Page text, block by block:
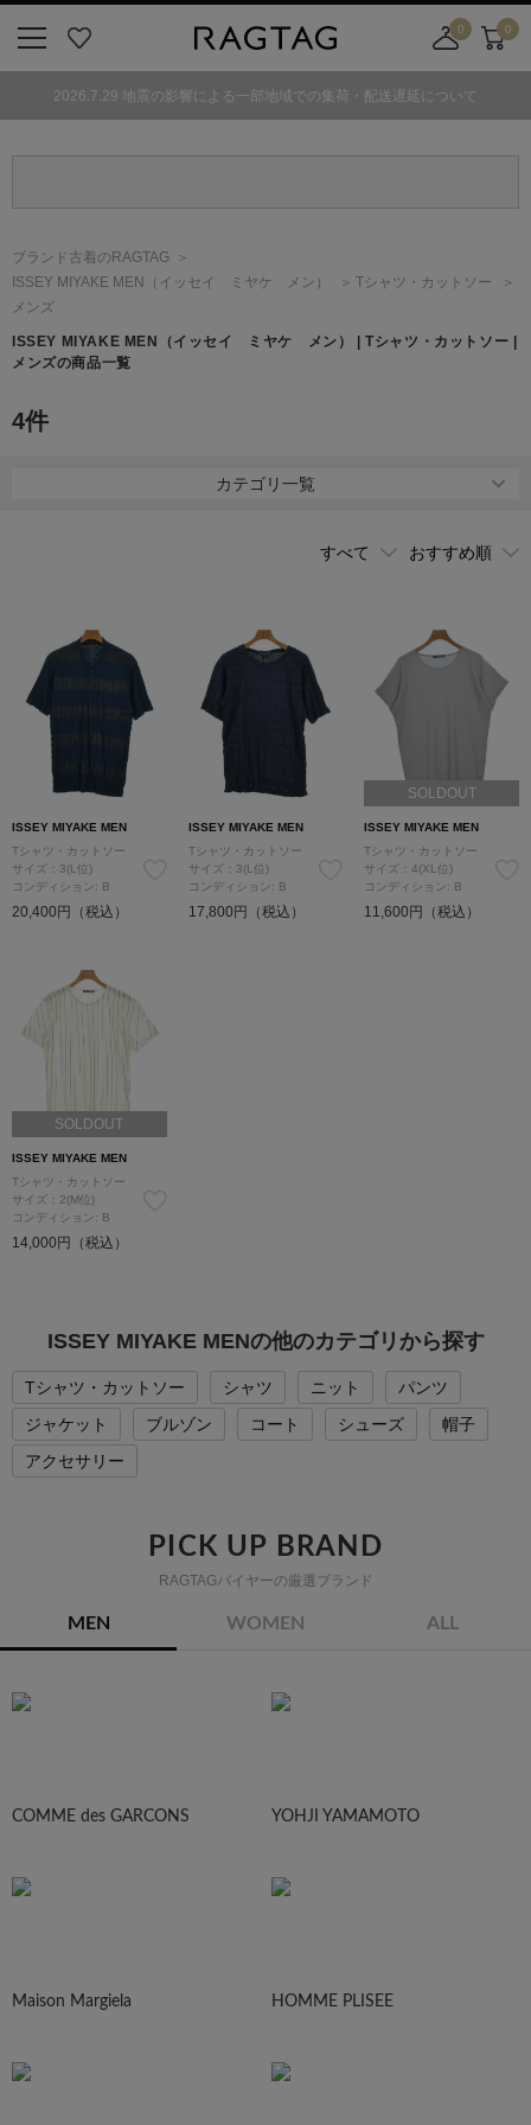
気
0
舗
カ
0
2026.7.29 地震の影響による一部地域での集荷・配送遅延について
ブランド古着のRAGTAG
ISSEY MIYAKE MEN
（イッセイ ミヤケ メン）
Tシャツ・カットソー
メンズ
ISSEY MIYAKE MEN （イッセイ ミヤケ メン）
| Tシャツ・カットソー |
メンズの商品一覧
4件
カテゴリ一覧
ISSEY MIYAKE MEN
Tシャツ・カットソー
サイズ：3(L位)
コンディション: B
20,400円（税込）
ISSEY MIYAKE MEN
Tシャツ・カットソー
サイズ：3(L位)
コンディション: B
17,800円（税込）
SOLDOUT
ISSEY MIYAKE MEN
Tシャツ・カットソー
サイズ：4(XL位)
コンディション: B
11,600円（税込）
SOLDOUT
ISSEY MIYAKE MEN
Tシャツ・カットソー
サイズ：2(M位)
コンディション: B
14,000円（税込）
ISSEY MIYAKE MENの他のカテゴリから探す
Tシャツ・カットソー シャツ ニット
パンツ
ジャケット
ブルゾン コート シューズ
帽子
アクセサリー
PICK UP BRAND
RAGTAGバイヤーの厳選ブランド
MEN WOMEN ALL
COMME des GARCONS YOHJI YAMAMOTO
Maison Margiela HOMME PLISEE